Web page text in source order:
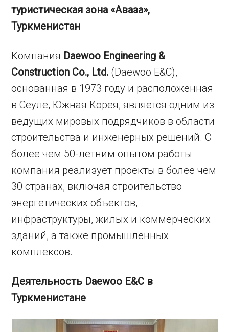
туристическая зона «Аваза»,
Туркменистан
Компания Daewoo Engineering &
Construction Co., Ltd. (Daewoo E&C),
основанная в 1973 году и расположенная
в Сеуле, Южная Корея, является одним из
ведущих мировых подрядчиков в области
строительства и инженерных решений. С
более чем 50-летним опытом работы
компания реализует проекты в более чем
30 странах, включая строительство
энергетических объектов,
инфраструктуры, жилых и коммерческих
зданий, а также промышленных
комплексов.
Деятельность Daewoo E&C в
Туркменистане